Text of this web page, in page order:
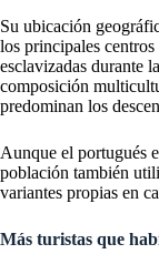
Su ubicación
los principales
esclavizadas durante
composición
predominan los
Aunque el portugués
población también
variantes propias en
Más turistas que